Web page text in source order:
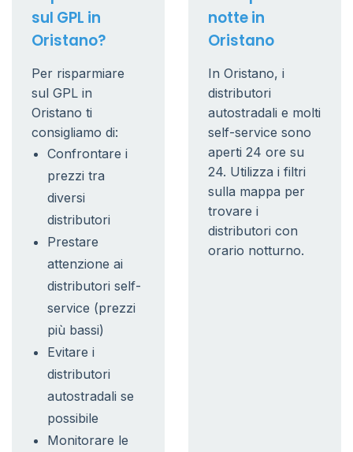
sul GPL in
Oristano?
Per risparmiare
sul GPL in
Oristano ti
consigliamo di:
Confrontare i
prezzi tra
diversi
distributori
Prestare
attenzione ai
distributori self-
service (prezzi
più bassi)
Evitare i
distributori
autostradali se
possibile
Monitorare le
notte in
Oristano
In Oristano, i
distributori
autostradali e molti
self-service sono
aperti 24 ore su
24. Utilizza i filtri
sulla mappa per
trovare i
distributori con
orario notturno.